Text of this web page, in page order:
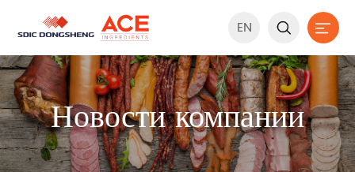
EN  
Новости компании